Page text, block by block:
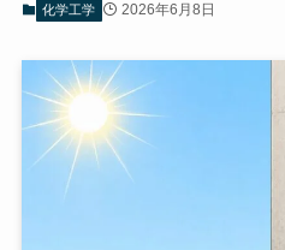
化学工学 2026年6月8日